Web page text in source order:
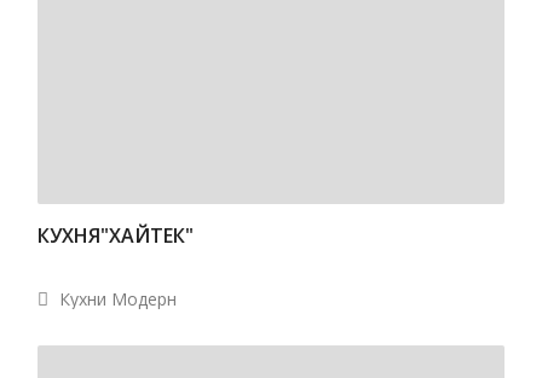
КУХНЯ"ХАЙТЕК"
Кухни Модерн